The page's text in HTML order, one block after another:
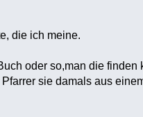
die ich meine.
oder so,man die finden
sie damals aus